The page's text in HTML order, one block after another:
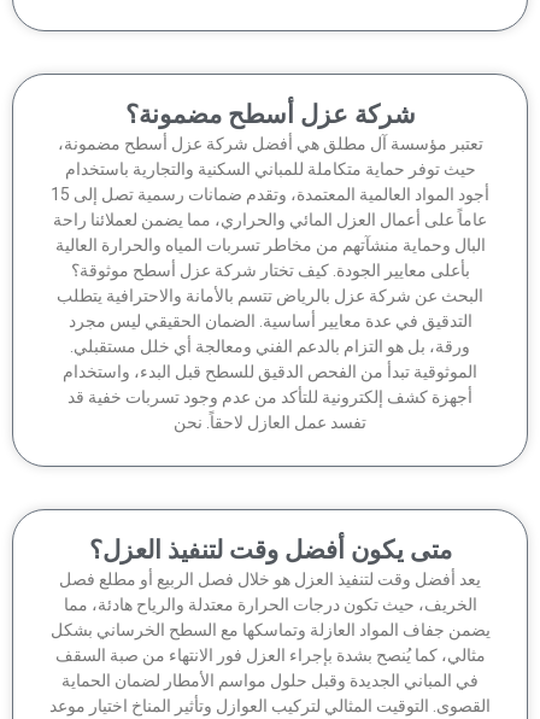
شركة عزل أسطح مضمونة؟
مؤسسة آل مطلق هي أفضل شركة عزل أسطح مضمونة،
حيث توفر حماية متكاملة للمباني السكنية والتجارية باستخدام
أجود المواد العالمية المعتمدة، وتقدم ضمانات رسمية تصل إلى 15
على أعمال العزل المائي والحراري، مما يضمن لعملائنا راحة
وحماية منشآتهم من مخاطر تسربات المياه والحرارة العالية
بأعلى معايير الجودة. كيف تختار شركة عزل أسطح موثوقة؟
عن شركة عزل بالرياض تتسم بالأمانة والاحترافية يتطلب
التدقيق في عدة معايير أساسية. الضمان الحقيقي ليس مجرد
ورقة، بل هو التزام بالدعم الفني ومعالجة أي خلل مستقبلي.
الموثوقية تبدأ من الفحص الدقيق للسطح قبل البدء، واستخدام
أجهزة كشف إلكترونية للتأكد من عدم وجود تسربات خفية قد
تفسد عمل العازل لاحقاً. نحن
متى يكون أفضل وقت لتنفيذ العزل؟
أفضل وقت لتنفيذ العزل هو خلال فصل الربيع أو مطلع فصل
الخريف، حيث تكون درجات الحرارة معتدلة والرياح هادئة، مما
جفاف المواد العازلة وتماسكها مع السطح الخرساني بشكل
كما يُنصح بشدة بإجراء العزل فور الانتهاء من صبة السقف
في المباني الجديدة وقبل حلول مواسم الأمطار لضمان الحماية
التوقيت المثالي لتركيب العوازل وتأثير المناخ اختيار موعد